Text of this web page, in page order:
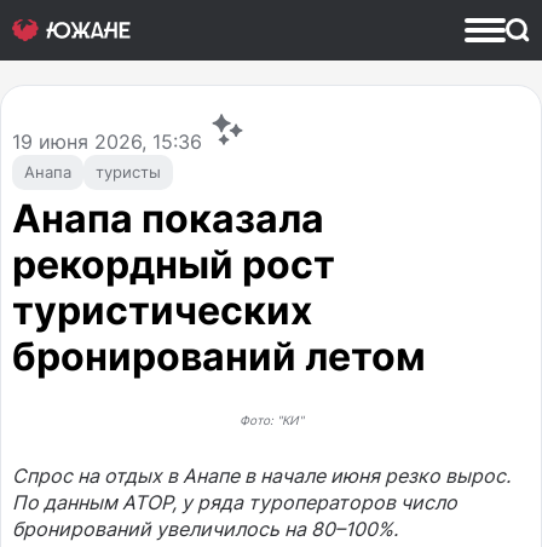
Анапа туристы
19 июня 2026, 15:36
Анапа показала
рекордный рост
туристических
бронирований летом
Фото: "КИ"
Спрос на отдых в Анапе в начале июня резко вырос.
По данным АТОР, у ряда туроператоров число
бронирований увеличилось на 80–100%.